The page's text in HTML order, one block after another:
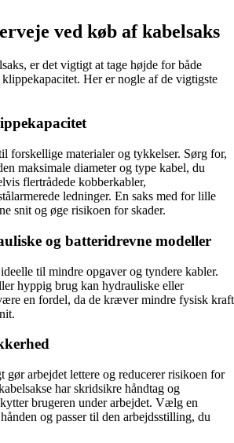
ved køb af kabelsaks
er det vigtigt at tage højde for både
Her er nogle af de vigtigste
forskellige materialer og tykkelser. Sørg for,
maksimale diameter og type kabel, du
flertrådede kobberkabler,
ledninger. En saks med for lille
snit og øge risikoen for skader.
og batteridrevne modeller
til mindre opgaver og tyndere kabler.
hyppig brug kan hydrauliske eller
en fordel, da de kræver mindre fysisk kraft
arbejdet lettere og reducerer risikoen for
har skridsikre håndtag og
brugeren under arbejdet. Vælg en
og passer til den arbejdsstilling, du